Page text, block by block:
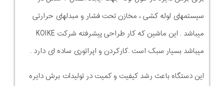
سیستمهای لوله کشی ، مخازن تحت فشار و مبدلهای حرارتی
میباشد . این ماشین که کار طراحی پیشرفته شرکت KOIKE
میباشد بسیار سبک است .کارکردن و اپراتوری ساده ای دارد .
این دستگاه باعث رشد کیفیت و کمیت در تولیدات برش دایره